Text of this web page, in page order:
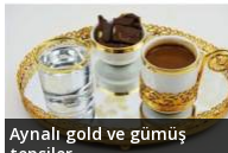
Aynalı gold ve gümüş